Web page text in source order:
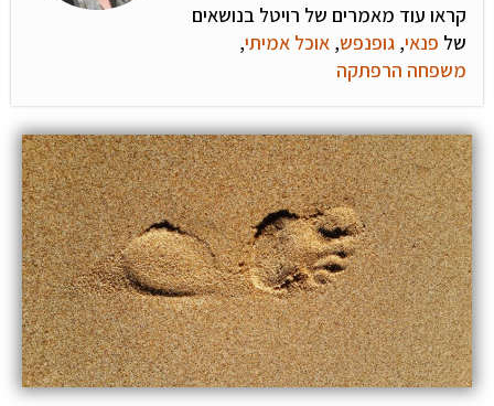
קראו עוד מאמרים של רויטל בנושאים
של פנאי, גופנפש, אוכל אמיתי,
משפחה הרפתקה